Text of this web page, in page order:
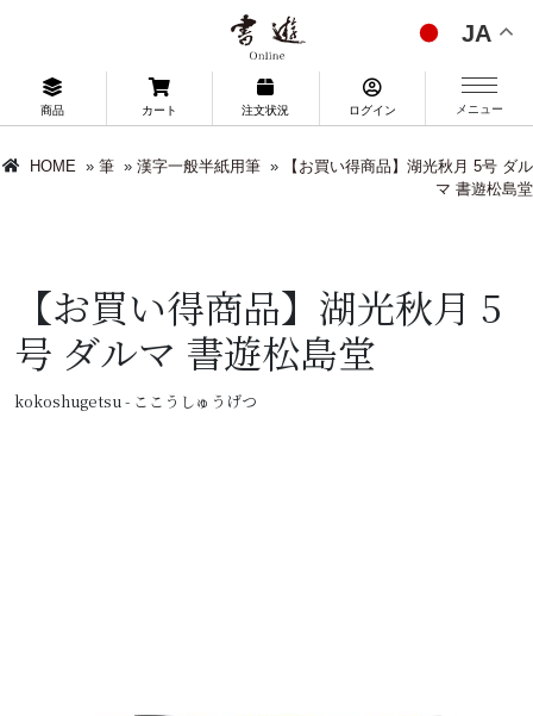
JA
商品 カート 注文状況 ログイン メニュー
HOME » 筆 » 漢字一般半紙用筆 »
【お買い得商品】湖光秋月 5号 ダル
マ 書遊松島堂
【お買い得商品】湖光秋月 5
号 ダルマ 書遊松島堂
kokoshugetsu - ここうしゅうげつ